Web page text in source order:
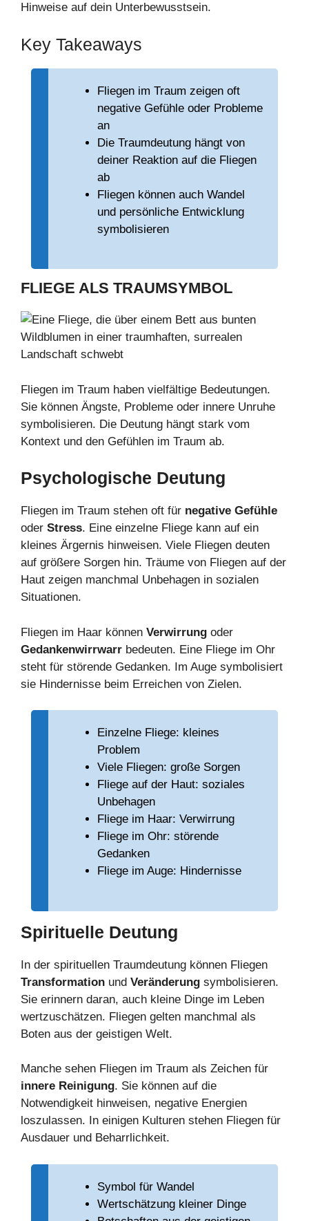
Hinweise auf dein Unterbewusstsein.
Key Takeaways
Fliegen im Traum zeigen oft
negative Gefühle oder Probleme
an
Die Traumdeutung hängt von
deiner Reaktion auf die Fliegen
ab
Fliegen können auch Wandel
und persönliche Entwicklung
symbolisieren
FLIEGE ALS TRAUMSYMBOL
Fliegen im Traum haben vielfältige Bedeutungen.
Sie können Ängste, Probleme oder innere Unruhe
symbolisieren. Die Deutung hängt stark vom
Kontext und den Gefühlen im Traum ab.
Psychologische Deutung
Fliegen im Traum stehen oft für negative Gefühle
oder Stress. Eine einzelne Fliege kann auf ein
kleines Ärgernis hinweisen. Viele Fliegen deuten
auf größere Sorgen hin. Träume von Fliegen auf der
Haut zeigen manchmal Unbehagen in sozialen
Situationen.
Fliegen im Haar können Verwirrung oder
Gedankenwirrwarr bedeuten. Eine Fliege im Ohr
steht für störende Gedanken. Im Auge symbolisiert
sie Hindernisse beim Erreichen von Zielen.
Einzelne Fliege: kleines
Problem
Viele Fliegen: große Sorgen
Fliege auf der Haut: soziales
Unbehagen
Fliege im Haar: Verwirrung
Fliege im Ohr: störende
Gedanken
Fliege im Auge: Hindernisse
Spirituelle Deutung
In der spirituellen Traumdeutung können Fliegen
Transformation und Veränderung symbolisieren.
Sie erinnern daran, auch kleine Dinge im Leben
wertzuschätzen. Fliegen gelten manchmal als
Boten aus der geistigen Welt.
Manche sehen Fliegen im Traum als Zeichen für
innere Reinigung. Sie können auf die
Notwendigkeit hinweisen, negative Energien
loszulassen. In einigen Kulturen stehen Fliegen für
Ausdauer und Beharrlichkeit.
Symbol für Wandel
Wertschätzung kleiner Dinge